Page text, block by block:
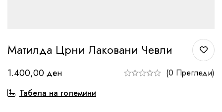
Матилда Црни Лаковани Чевли
1.400,00ден
(0 Прегледи)
Табела на големини